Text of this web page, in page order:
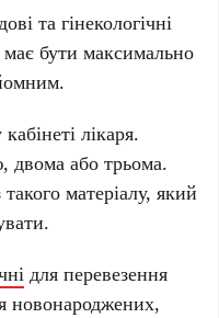
та гінекологічні
має бути максимально
лікаря.
двома або трьома.
матеріалу, який
для перевезення
новонароджених,